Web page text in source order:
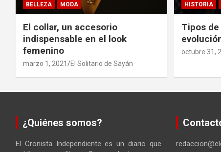
i
ó
n
d
e
e
n
BELLEZA MODA
El collar, un accesorio
indispensable en el look
femenino
marzo 1, 2021 El Solitario de Sayán
HISTORIA
Tipos
octubre 31,
¿Quiénes somos?
El Cronista Independiente es un diario que